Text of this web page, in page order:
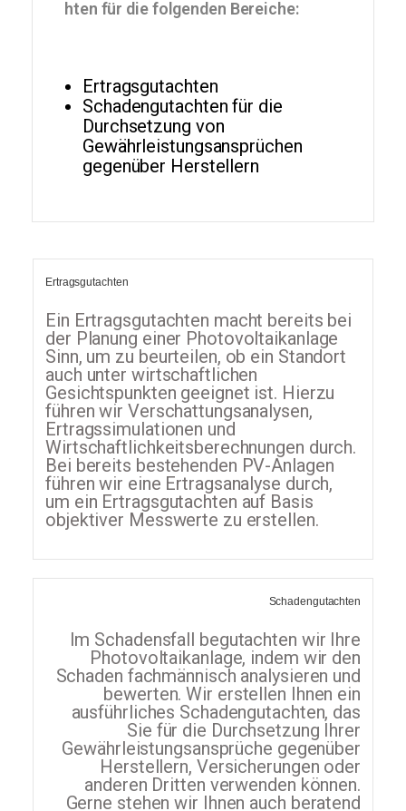
hten für die folgenden Bereiche:
Ertragsgutachten
Schadengutachten für die
Durchsetzung von
Gewährleistungsansprüchen
gegenüber Herstellern
Ertragsgutachten
Ein Ertragsgutachten macht bereits bei
der Planung einer Photovoltaikanlage
Sinn, um zu beurteilen, ob ein Standort
auch unter wirtschaftlichen
Gesichtspunkten geeignet ist. Hierzu
führen wir Verschattungsanalysen,
Ertragssimulationen und
Wirtschaftlichkeitsberechnungen durch.
Bei bereits bestehenden PV-Anlagen
führen wir eine Ertragsanalyse durch,
um ein Ertragsgutachten auf Basis
objektiver Messwerte zu erstellen.
Schadengutachten
Im Schadensfall begutachten wir Ihre
Photovoltaikanlage, indem wir den
Schaden fachmännisch analysieren und
bewerten. Wir erstellen Ihnen ein
ausführliches Schadengutachten, das
Sie für die Durchsetzung Ihrer
Gewährleistungsansprüche gegenüber
Herstellern, Versicherungen oder
anderen Dritten verwenden können.
Gerne stehen wir Ihnen auch beratend